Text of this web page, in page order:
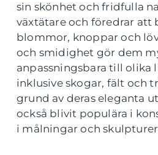
sin skönhet och fridfulla
växtätare och föredrar att
blommor, knoppar och
och smidighet gör dem
anpassningsbara till olika
inklusive skogar, fält och
grund av deras eleganta
också blivit populära i
i målningar och